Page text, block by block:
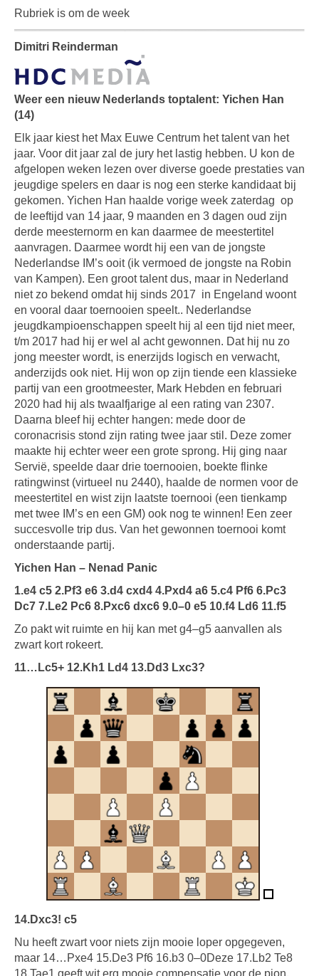
Rubriek is om de week
Dimitri Reinderman
Weer een nieuw Nederlands toptalent: Yichen Han
(14)
Elk jaar kiest het Max Euwe Centrum het talent van het
jaar. Voor dit jaar zal de jury het lastig hebben. U kon de
afgelopen weken lezen over diverse goede prestaties van
jeugdige spelers en daar is nog een sterke kandidaat bij
gekomen. Yichen Han haalde vorige week zaterdag op
de leeftijd van 14 jaar, 9 maanden en 3 dagen oud zijn
derde meesternorm en kan daarmee de meestertitel
aanvragen. Daarmee wordt hij een van de jongste
Nederlandse IM’s ooit (ik vermoed de jongste na Robin
van Kampen). Een groot talent dus, maar in Nederland
niet zo bekend omdat hij sinds 2017 in Engeland woont
en vooral daar toernooien speelt.. Nederlandse
jeugdkampioenschappen speelt hij al een tijd niet meer,
t/m 2017 had hij er wel al acht gewonnen. Dat hij nu zo
jong meester wordt, is enerzijds logisch en verwacht,
anderzijds ook niet. Hij won op zijn tiende een klassieke
partij van een grootmeester, Mark Hebden en februari
2020 had hij als twaalfjarige al een rating van 2307.
Daarna bleef hij echter hangen: mede door de
coronacrisis stond zijn rating twee jaar stil. Deze zomer
maakte hij echter weer een grote sprong. Hij ging naar
Servië, speelde daar drie toernooien, boekte flinke
ratingwinst (virtueel nu 2440), haalde de normen voor de
meestertitel en wist zijn laatste toernooi (een tienkamp
met twee IM’s en een GM) ook nog te winnen! Een zeer
succesvolle trip dus. Van het gewonnen toernooi komt
onderstaande partij.
Yichen Han – Nenad Panic
1.e4 c5 2.Pf3 e6 3.d4 cxd4 4.Pxd4 a6 5.c4 Pf6 6.Pc3
Dc7 7.Le2 Pc6 8.Pxc6 dxc6 9.0–0 e5 10.f4 Ld6 11.f5
Zo pakt wit ruimte en hij kan met g4–g5 aanvallen als
zwart kort rokeert.
11…Lc5+ 12.Kh1 Ld4 13.Dd3 Lxc3?
14.Dxc3! c5
Nu heeft zwart voor niets zijn mooie loper opgegeven,
maar 14…Pxe4 15.De3 Pf6 16.b3 0–0Deze 17.Lb2 Te8
18.Tae1 geeft wit erg mooie compensatie voor de pion.